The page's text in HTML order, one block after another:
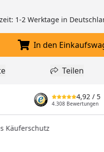
1-2 Werktage in
In den
In den
zur WunschlisteTeilen
Teilen
4,92 / 5
4.308 Bewertungen
Käuferschutz